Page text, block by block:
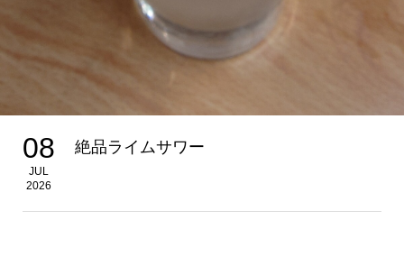
08
JUL
2026
絶品ライムサワー